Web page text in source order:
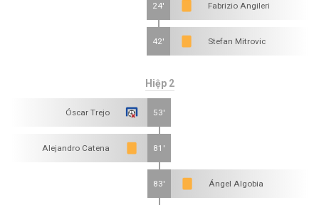
24' Fabrizio Angileri
42' Stefan Mitrovic
Hiệp 2
Óscar Trejo 53'
Alejandro Catena 81'
83' Ángel Algobia